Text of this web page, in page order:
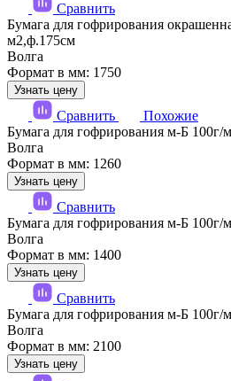
Сравнить
Бумага для гофрирования
м2,ф.175см
Волга
Формат в мм: 1750
Узнать цену
Сравнить
Похожие
Бумага для гофрирования м-Б 100г/
Волга
Формат в мм: 1260
Узнать цену
Сравнить
Бумага для гофрирования м-Б 100г/
Волга
Формат в мм: 1400
Узнать цену
Сравнить
Бумага для гофрирования м-Б 100г/
Волга
Формат в мм: 2100
Узнать цену